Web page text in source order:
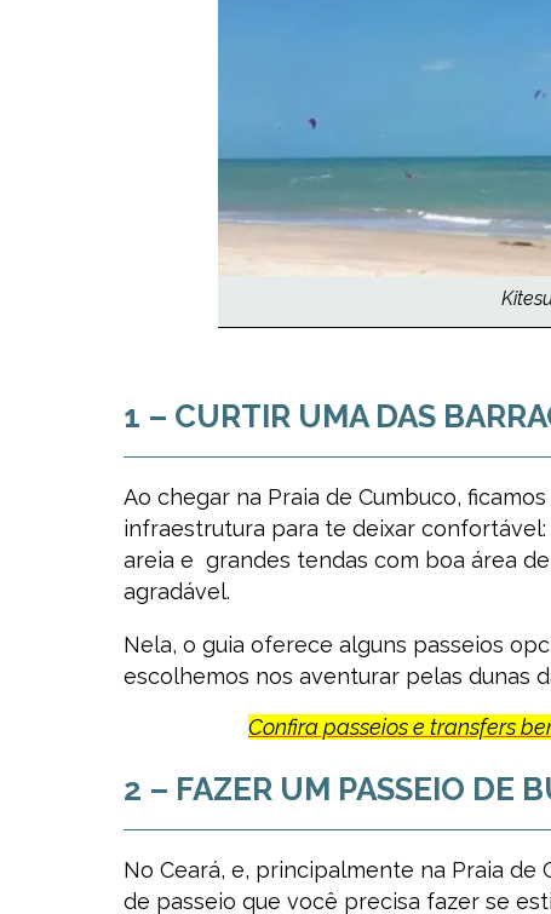
1 – CURTIR UMA DAS
Ao chegar na Praia de Cumbuco, ficamos
infraestrutura para te deixar
areia e grandes tendas com boa área
agradável.
Nela, o guia oferece alguns passeios
escolhemos nos aventurar pelas dunas
Confira passeios e transfers
2 – FAZER UM PASSEIO DE
No Ceará, e, principalmente na Praia de
de passeio que você precisa fazer se